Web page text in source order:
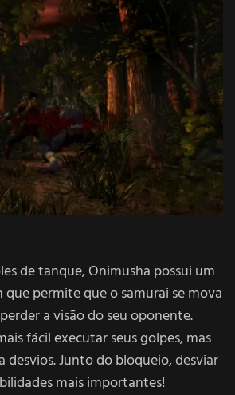
de tanque, Onimusha possui um
que permite que o samurai se mova
a visão do seu oponente.
fácil executar seus golpes, mas
Junto do bloqueio, desviar
mais importantes!